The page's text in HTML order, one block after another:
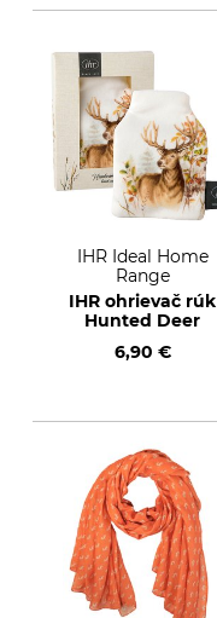
IHR Ideal Home
Range
IHR ohrievač rúk
Hunted Deer
6,90 €